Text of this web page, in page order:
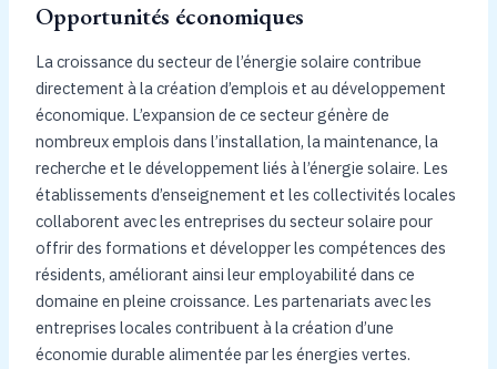
Opportunités économiques
La croissance du secteur de l’énergie solaire contribue
directement à la création d’emplois et au développement
économique. L’expansion de ce secteur génère de
nombreux emplois dans l’installation, la maintenance, la
recherche et le développement liés à l’énergie solaire. Les
établissements d’enseignement et les collectivités locales
collaborent avec les entreprises du secteur solaire pour
offrir des formations et développer les compétences des
résidents, améliorant ainsi leur employabilité dans ce
domaine en pleine croissance. Les partenariats avec les
entreprises locales contribuent à la création d’une
économie durable alimentée par les énergies vertes.